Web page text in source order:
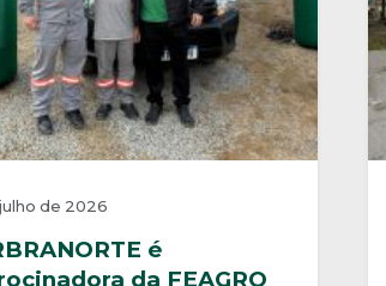
de 2026
é
da FEAGRO